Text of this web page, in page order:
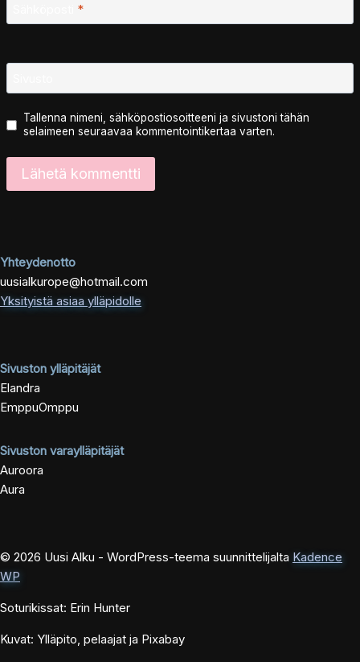
*
Tallenna nimeni, sähköpostiosoitteeni ja sivustoni tähän
selaimeen seuraavaa kommentointikertaa varten.
Yhteydenotto
uusialkurope@hotmail.com
Yksityistä asiaa ylläpidolle
Sivuston ylläpitäjät
Elandra
EmppuOmppu
Sivuston varaylläpitäjät
Auroora
Aura
© 2026 Uusi Alku - WordPress-teema suunnittelijalta Kadence
WP
Soturikissat: Erin Hunter
Kuvat: Ylläpito, pelaajat ja Pixabay